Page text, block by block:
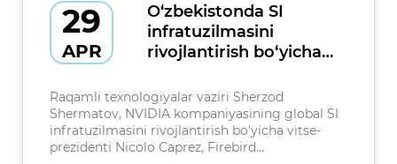
29
APR
O‘zbekistonda SI
infratuzilmasini
rivojlantirish bo‘yicha
kompaniyalari bilan
hamkorlik masalalari
muhokama qilindi
Raqamli texnologiyalar vaziri Sherzod
Shermatov, NVIDIA kompaniyasining global SI
infratuzilmasini rivojlantirish bo'yicha vitse-
prezidenti Nicolo Caprez, Firebird